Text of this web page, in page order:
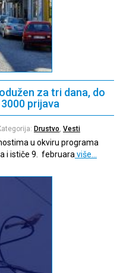
za tri dana, do
prijava
Drustvo Vesti
u okviru programa
i ističe 9. februara više…